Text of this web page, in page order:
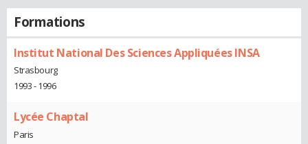
Formations
Institut National Des Sciences Appliquées INSA
Strasbourg
1993 - 1996
Lycée Chaptal
Paris